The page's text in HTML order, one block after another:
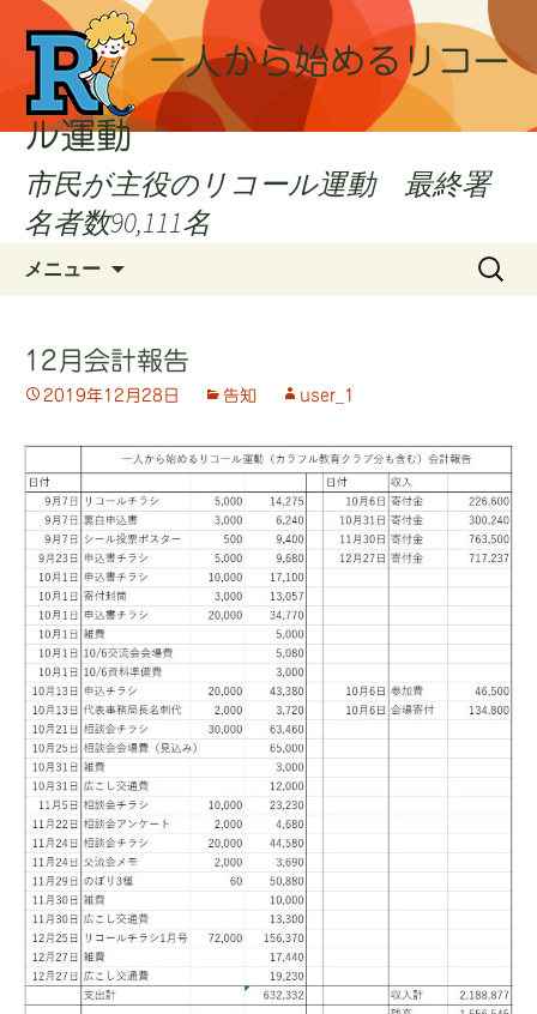
一人から始めるリコー
ル運動
市民が主役のリコール運動 最終署
名者数90,111名
メニュー
ン
ツ
へ
キ
ッ
プ
検
12月会計報告
2019年12月28日 告知 user_1